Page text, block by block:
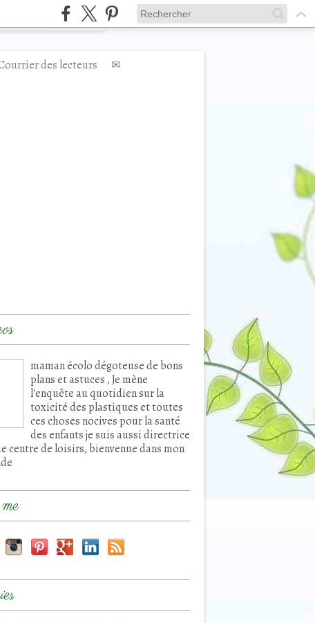
des lecteurs
✉
maman écolo dégoteuse de bons
plans et astuces , Je mène
l'enquête au quotidien sur la
toxicité des plastiques et toutes
ces choses nocives pour la santé
des enfants je suis aussi directrice
centre de loisirs, bienvenue dans mon